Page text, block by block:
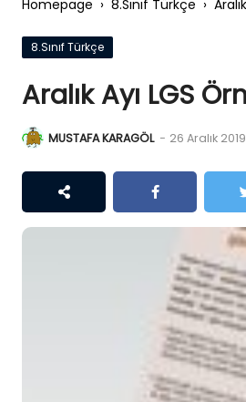
Homepage › 8.Sınıf Türkçe ›
8.Sınıf Türkçe
Aralık Ayı LGS
MUSTAFA KARAGÖL - 26 Aralık 2019